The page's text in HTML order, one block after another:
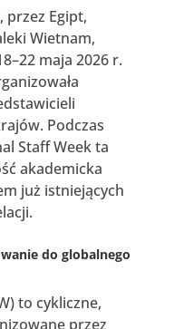
przez Egipt,
Wietnam,
maja 2026 r.
Podczas
Staff Week ta
akademicka
już istniejących
do globalnego
to cykliczne,
przez